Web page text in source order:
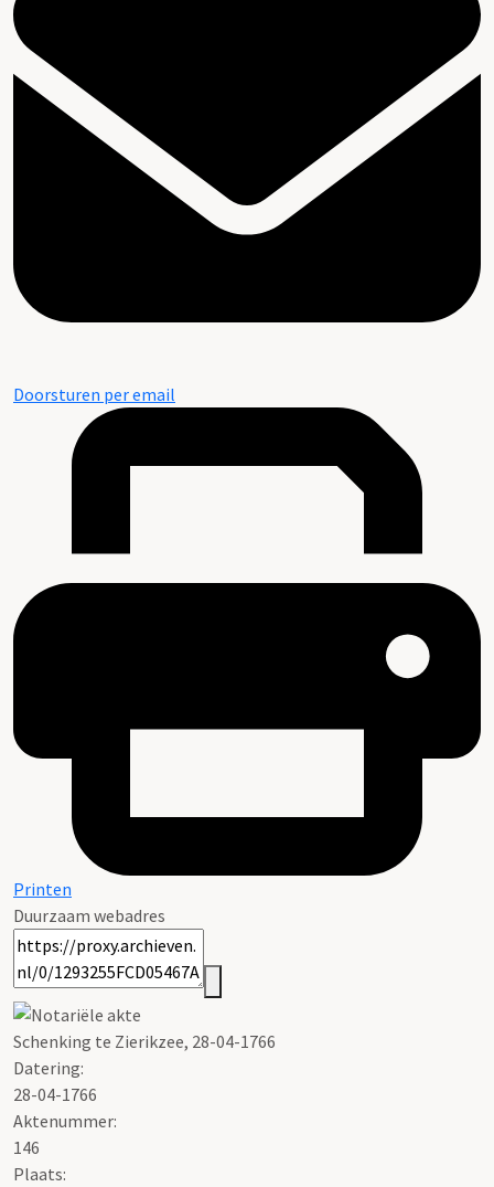
Doorsturen per email
Printen
Duurzaam webadres
Schenking te Zierikzee, 28-04-1766
Datering:
28-04-1766
Aktenummer:
146
Plaats: